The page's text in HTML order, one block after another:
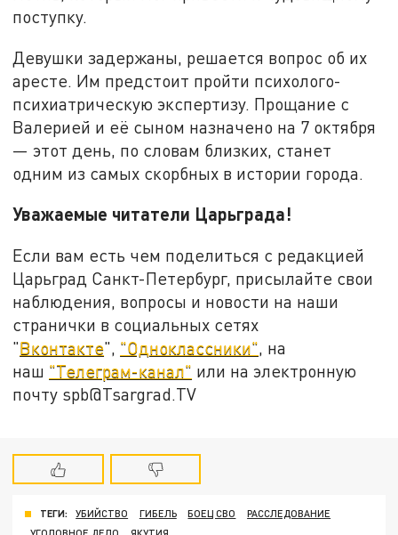
поступку.
Девушки задержаны, решается вопрос об их
аресте. Им предстоит пройти психолого-
психиатрическую экспертизу. Прощание с
Валерией и её сыном назначено на 7 октября
— этот день, по словам близких, станет
одним из самых скорбных в истории города.
Уважаемые читатели Царьграда!
Если вам есть чем поделиться с редакцией
Царьград Санкт-Петербург, присылайте свои
наблюдения, вопросы и новости на наши
странички в социальных сетях
"Вконтакте", "Одноклассники", на
наш "Телеграм-канал" или на электронную
почту spb@Tsargrad.TV
ТЕГИ: УБИЙСТВО ГИБЕЛЬ БОЕЦ СВО
РАССЛЕДОВАНИЕ